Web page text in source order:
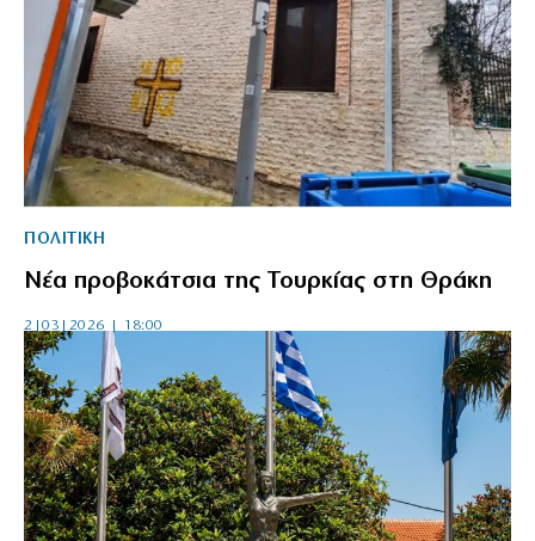
ΠΟΛΙΤΙΚΗ
Νέα προβοκάτσια της Τουρκίας στη Θράκη
2|03|2026 | 18:00